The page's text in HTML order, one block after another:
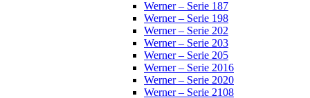
Werner – Serie 187
Werner – Serie 198
Werner – Serie 202
Werner – Serie 203
Werner – Serie 205
Werner – Serie 2016
Werner – Serie 2020
Werner – Serie 2108